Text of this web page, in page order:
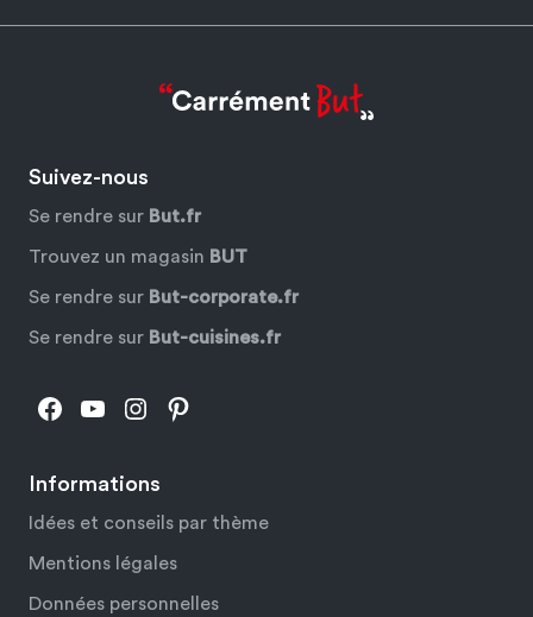
Informations
Idées et conseils par thème
Mentions légales
Données personnelles
Suivez-nous
Se rendre sur But.fr
Trouvez un magasin BUT
Se rendre sur But-corporate.fr
Se rendre sur But-cuisines.fr
Facebook
YouTube
Instagram
Pinterest